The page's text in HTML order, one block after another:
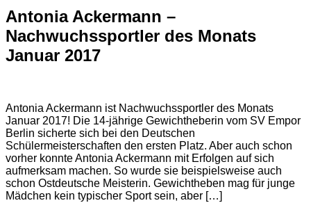
Antonia Ackermann –
Nachwuchssportler des Monats
Januar 2017
Antonia Ackermann ist Nachwuchssportler des Monats
Januar 2017! Die 14-jährige Gewichtheberin vom SV Empor
Berlin sicherte sich bei den Deutschen
Schülermeisterschaften den ersten Platz. Aber auch schon
vorher konnte Antonia Ackermann mit Erfolgen auf sich
aufmerksam machen. So wurde sie beispielsweise auch
schon Ostdeutsche Meisterin. Gewichtheben mag für junge
Mädchen kein typischer Sport sein, aber […]